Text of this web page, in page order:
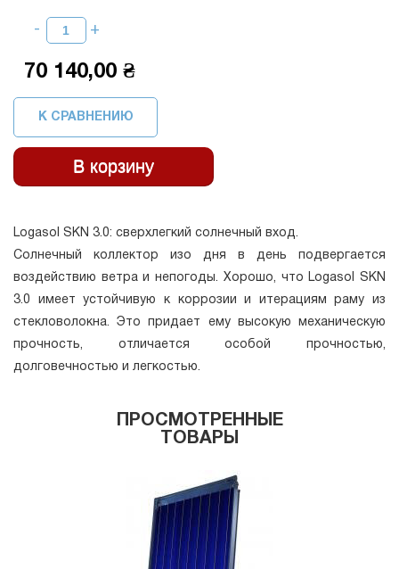
70 140,00 ₴
К СРАВНЕНИЮ
Logasol SKN 3.0: сверхлегкий солнечный вход.
Солнечный коллектор изо дня в день подвергается
воздействию ветра и непогоды. Хорошо, что Logasol SKN
3.0 имеет устойчивую к коррозии и итерациям раму из
стекловолокна. Это придает ему высокую механическую
прочность, отличается особой прочностью,
долговечностью и легкостью.
ПРОСМОТРЕННЫЕ
ТОВАРЫ